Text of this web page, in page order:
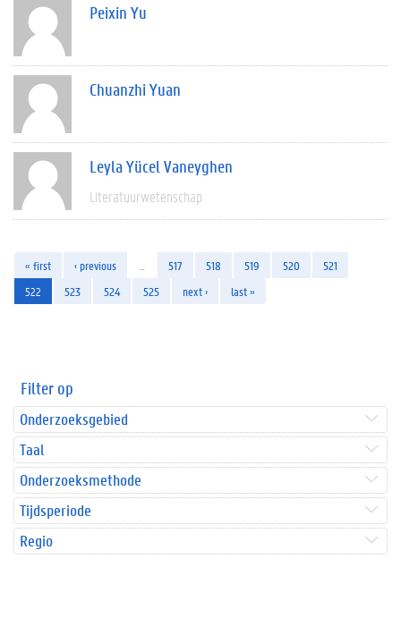
Peixin Yu
Chuanzhi Yuan
Leyla Yücel Vaneyghen
Literatuurwetenschap
« first ‹ previous 517 518 519 520
521
522
523 524 525 next › last »
Filter op
Onderzoeksgebied
Taal
Onderzoeksmethode
Tijdsperiode
Regio